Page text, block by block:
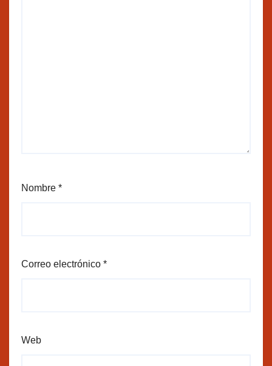
Nombre *
Correo electrónico *
Web